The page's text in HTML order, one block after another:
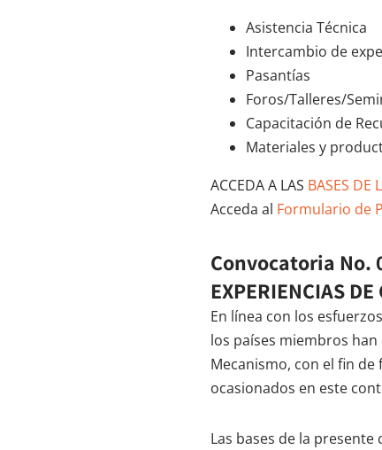
Asistencia Técnica
Intercambio de
Pasantías
Foros/Talleres/
Capacitación de
Materiales y
ACCEDA A LAS BASES DE
Acceda al Formulario de
Convocatoria No.
EXPERIENCIAS
En línea con los
los países miembros
Mecanismo, con el fin
ocasionados en este
Las bases de la